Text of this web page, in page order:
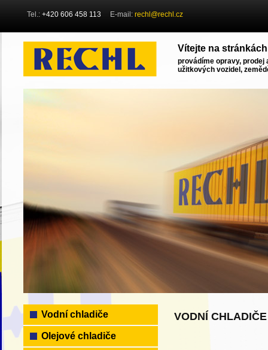
Tel.: +420 606 458 113 E-mail: rechl@rechl.cz
Vítejte na
provádíme opravy, prodej
užitkových vozidel,
Vodní chladiče
Olejové chladiče
VODNÍ